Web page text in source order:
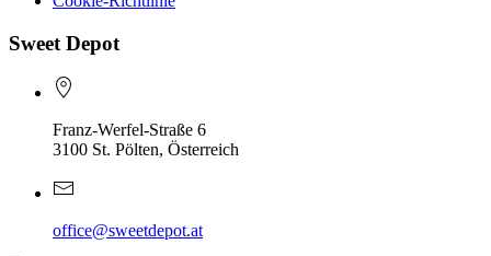
Sweet Depot
Franz-Werfel-Straße 6
3100 St. Pölten, Österreich
office@sweetdepot.at